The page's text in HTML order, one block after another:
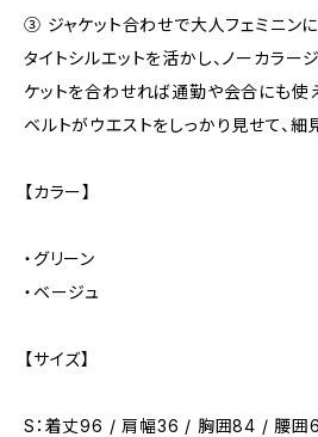
③ ジャケット合わせで大人フェミニンに
タイトシルエットを活かし、ノーカラー
ケットを合わせれば通勤や会合にも使
ベルトがウエストをしっかり見せて、細
【カラー】
・グリーン
・ベージュ
【サイズ】
S：着丈96 / 肩幅36 / 胸囲84 / 腰囲